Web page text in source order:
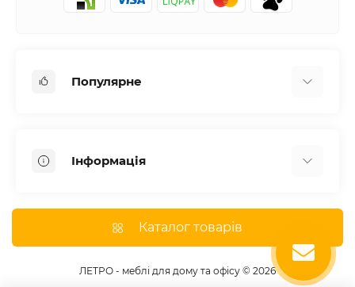
Популярне
Комоди для спальні
Інформація
Оплата
Каталог товарів
ЛЕТРО - меблі для дому та офісу © 2026